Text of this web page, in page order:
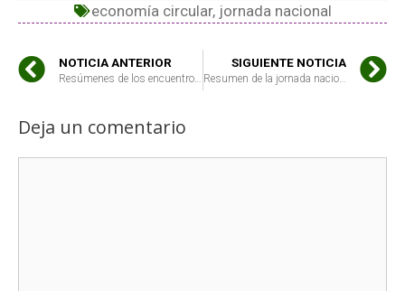
economía circular, jornada nacional
NOTICIA ANTERIOR SIGUIENTE NOTICIA
Resumen de la jornada nacional sobre economía circular
Deja un comentario